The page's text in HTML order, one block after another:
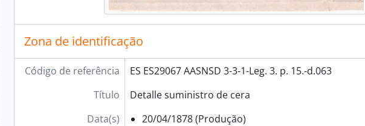
Zona de identificação
Código de referência
ES ES29067 AASNSD 3-3-1-Leg. 3. p. 15.-d.063
Título
Detalle suministro de cera
Data(s)
20/04/1878 (Produção)